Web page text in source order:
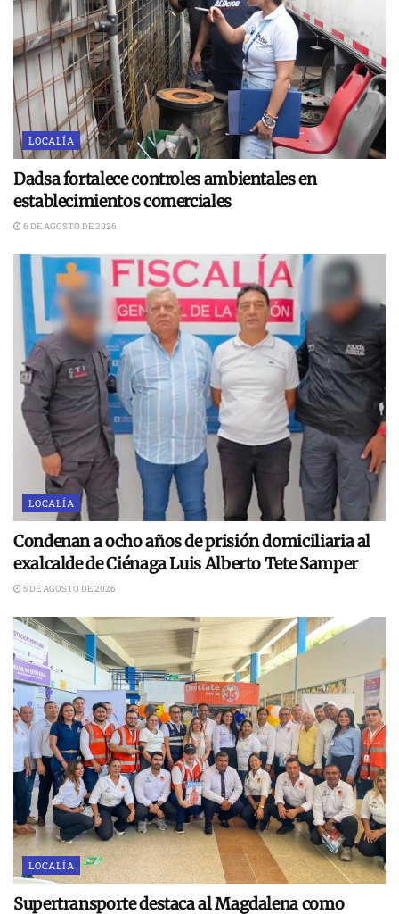
LOCALÍA
Dadsa fortalece controles ambientales en
establecimientos comerciales
6 DE AGOSTO DE 2026
LOCALÍA
Condenan a ocho años de prisión domiciliaria al
exalcalde de Ciénaga Luis Alberto Tete Samper
5 DE AGOSTO DE 2026
LOCALÍA
Supertransporte destaca al Magdalena como